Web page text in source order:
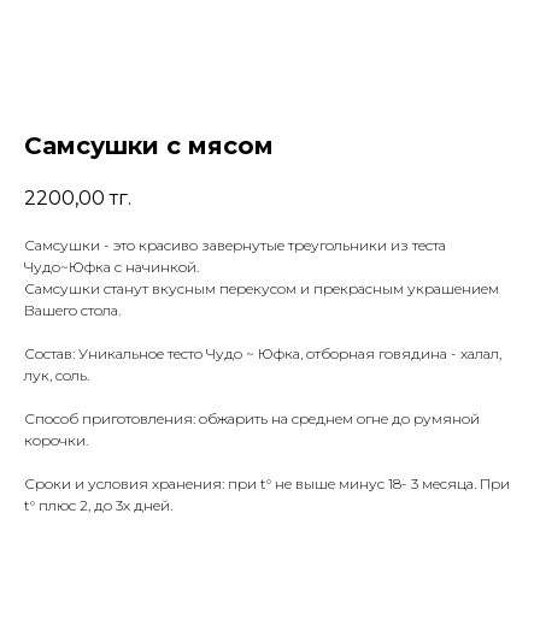
Самсушки с мясом
2200,00 тг.
Самсушки - это красиво завернутые треугольники из теста
Чудо~Юфка с начинкой.
Самсушки станут вкусным перекусом и прекрасным украшением
Вашего стола.
Состав: Уникальное тесто Чудо ~ Юфка, отборная говядина - халал,
лук, соль.
Способ приготовления: обжарить на среднем огне до румяной
корочки.
Сроки и условия хранения: при t° не выше минус 18- 3 месяца. При
t° плюс 2, до 3х дней.